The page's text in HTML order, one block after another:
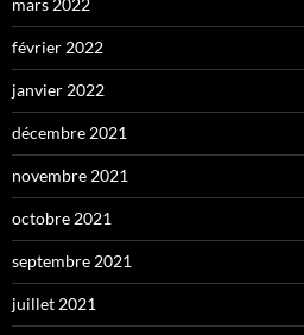
mars 2022
février 2022
janvier 2022
décembre 2021
novembre 2021
octobre 2021
septembre 2021
juillet 2021